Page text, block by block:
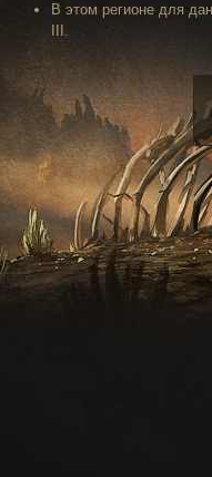
В этом регионе для
III.